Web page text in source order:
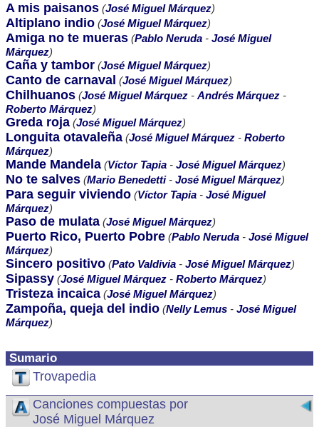
Sumario
Trovapedia
Canciones compuestas por
José Miguel Márquez
A mis paisanos (José Miguel Márquez)
Altiplano indio (José Miguel Márquez)
Amiga no te mueras (Pablo Neruda - José Miguel
Márquez)
Caña y tambor (José Miguel Márquez)
Canto de carnaval (José Miguel Márquez)
Chilhuanos (José Miguel Márquez - Andrés Márquez -
Roberto Márquez)
Greda roja (José Miguel Márquez)
Longuita otavaleña (José Miguel Márquez - Roberto
Márquez)
Mande Mandela (Víctor Tapia - José Miguel Márquez)
No te salves (Mario Benedetti- José Miguel Márquez)
Para seguir viviendo (Víctor Tapia - José Miguel
Márquez)
Paso de mulata (José Miguel Márquez)
Puerto Rico, Puerto Pobre (Pablo Neruda - José Miguel
Márquez)
Sincero positivo (Pato Valdivia - José Miguel Márquez)
Sipassy (José Miguel Márquez - Roberto Márquez)
Tristeza incaica (José Miguel Márquez)
Zampoña, queja del indio (Nelly Lemus - José Miguel
Márquez)